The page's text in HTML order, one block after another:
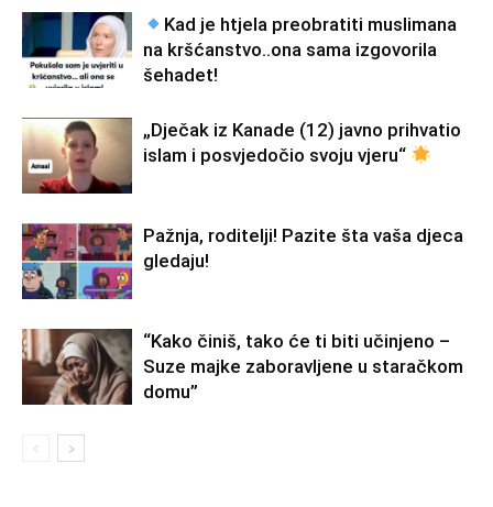
Kad je htjela preobratiti muslimana
na kršćanstvo..ona sama izgovorila
šehadet!
„Dječak iz Kanade (12) javno prihvatio
islam i posvjedočio svoju vjeru“
Pažnja, roditelji! Pazite šta vaša djeca
gledaju!
“Kako činiš, tako će ti biti učinjeno –
Suze majke zaboravljene u staračkom
domu”